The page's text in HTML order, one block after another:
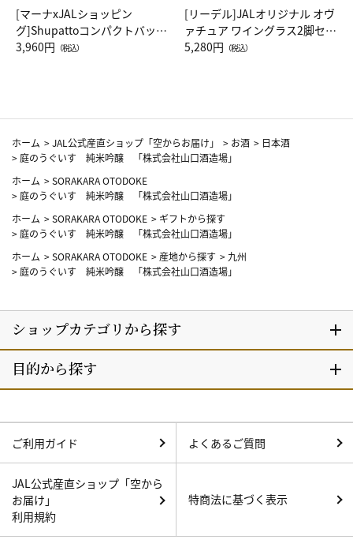
[マーナxJALショッピン
グ]Shupattoコンパクトバッグ
Drop JAL客室乗務員（LC）ス
3,960円 （税込）
[リーデル]JALオリジナル オヴ
ァチュア ワイングラス2脚セッ
ト（レッドワイン）
5,280円 （税込）
ホーム >JAL公式産直ショップ「空からお届け」 > お酒 > 日本酒
>庭のうぐいす 純米吟醸 「株式会社山口酒造場」
ホーム >SORAKARA OTODOKE
>庭のうぐいす 純米吟醸 「株式会社山口酒造場」
ホーム >SORAKARA OTODOKE > ギフトから探す
>庭のうぐいす 純米吟醸 「株式会社山口酒造場」
ホーム >SORAKARA OTODOKE >産地から探す > 九州
>庭のうぐいす 純米吟醸 「株式会社山口酒造場」
ご利用ガイド よくあるご質問
JAL公式産直ショップ「空から
お届け」
利用規約
特商法に基づく表示